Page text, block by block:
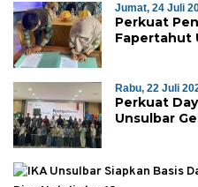
Jumat, 24 Juli
Perkuat
Fapertahut
Rabu, 22 Juli
Perkuat
Unsulbar